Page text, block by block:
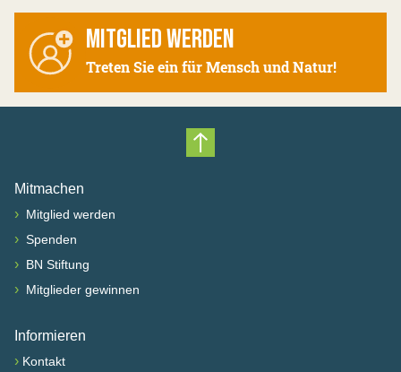
MITGLIED WERDEN
Treten Sie ein für Mensch und Natur!
Nach oben scrollen
Mitmachen
› Mitglied werden
› Spenden
› BN Stiftung
› Mitglieder gewinnen
Informieren
› Kontakt